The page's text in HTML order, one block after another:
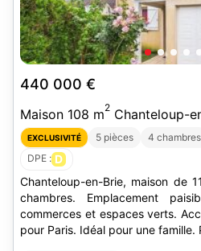
440 000 €
Maison 108 m2 Chanteloup-
EXCLUSIVITÉ 5 pièces 4 chambres
DPE : D
Chanteloup-en-Brie, maison de
chambres. Emplacement
commerces et espaces verts.
pour Paris. Idéal pour une